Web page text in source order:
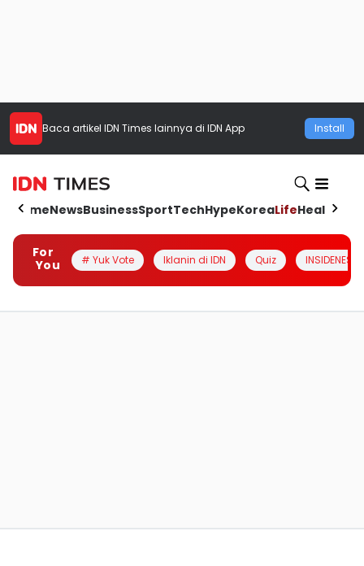
Baca artikel IDN Times lainnya di IDN App Install
HomeNewsBusinessSportTechHypeKoreaLifeHealth
For
You
# Yuk Vote Iklanin di IDN Quiz INSIDENESIA